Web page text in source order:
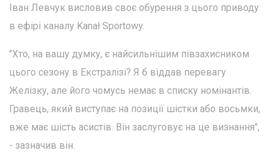
Іван Левчук висловив своє обурення з цього приводу
в ефірі каналу Kanał Sportowy.
"Хто, на вашу думку, є найсильнішим півзахисником
цього сезону в Екстралізі? Я б віддав перевагу
Желізку, але його чомусь немає в списку номінантів.
Гравець, який виступає на позиції шістки або восьмки,
вже має шість асистів. Він заслуговує на це визнання",
- зазначив він.